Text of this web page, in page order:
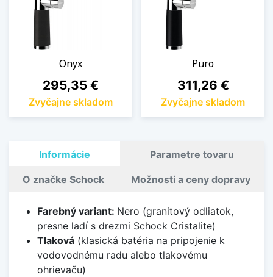
Onyx
Cena
295,35 €
Zvyčajne skladom
Puro
Cena
311,26 €
Zvyčajne skladom
Informácie Parametre tovaru
O značke Schock Možnosti a ceny dopravy
Farebný variant: Nero (granitový odliatok,
presne ladí s drezmi Schock Cristalite)
Tlaková(klasická batéria na pripojenie k
vodovodnému radu alebo tlakovému
ohrievaču)